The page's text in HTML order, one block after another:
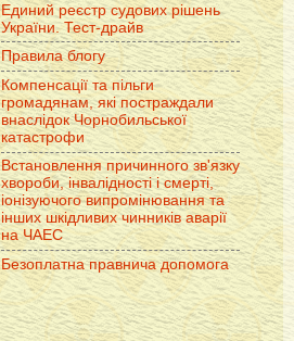
Единий реєстр судових рішень
України. Тест-драйв
Правила блогу
Компенсації та пільги
громадянам, які постраждали
внаслідок Чорнобильської
катастрофи
Встановлення причинного зв'язку
хвороби, інвалідності і смерті,
іонізуючого випромінювання та
інших шкідливих чинників аварії
на ЧАЕС
Безоплатна правнича допомога